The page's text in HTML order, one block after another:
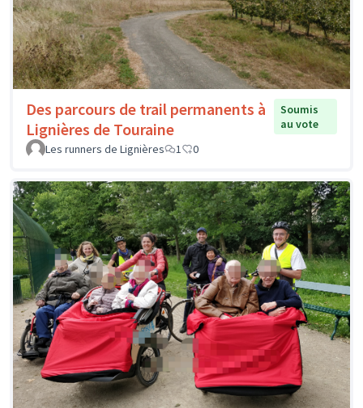
Des parcours de trail permanents à
Lignières de Touraine
Soumis
au vote
Les runners de Lignières
1 0